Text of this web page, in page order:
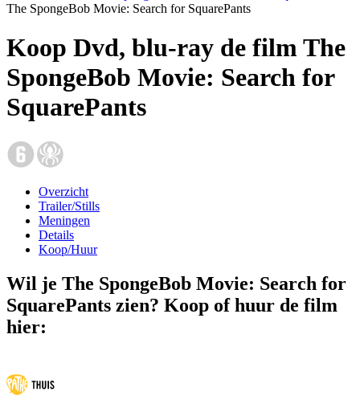
The SpongeBob Movie: Search for SquarePants
Koop Dvd, blu-ray de film The
SpongeBob Movie: Search for
SquarePants
Overzicht
Trailer/Stills
Meningen
Details
Koop/Huur
Wil je The SpongeBob Movie: Search for
SquarePants zien? Koop of huur de film
hier: